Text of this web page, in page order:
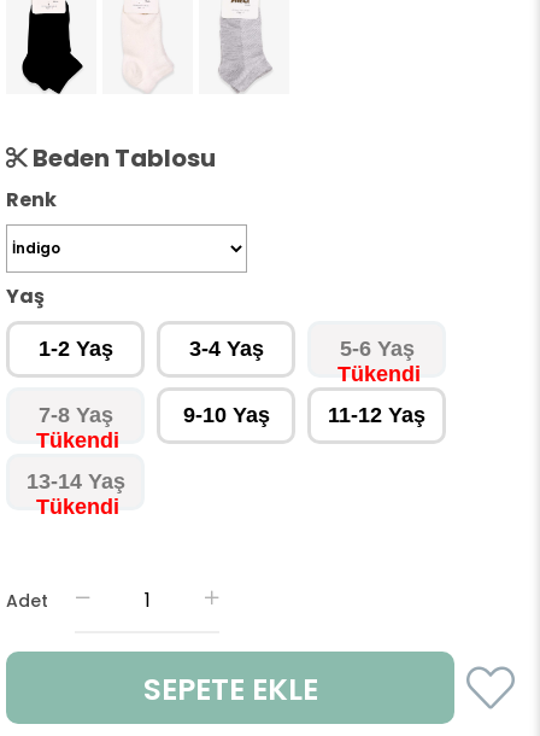
Beden Tablosu
Renk
Yaş
1-2 Yaş 3-4 Yaş 5-6 Yaş
7-8 Yaş 9-10 Yaş 11-12 Yaş
13-14 Yaş
Adet